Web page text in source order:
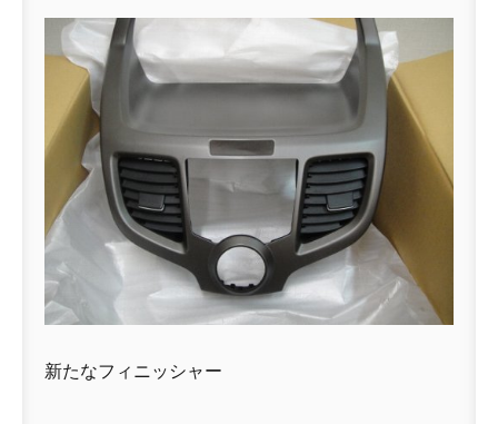
新たなフィニッシャー